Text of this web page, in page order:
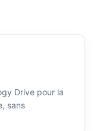
Drive pour la
sans